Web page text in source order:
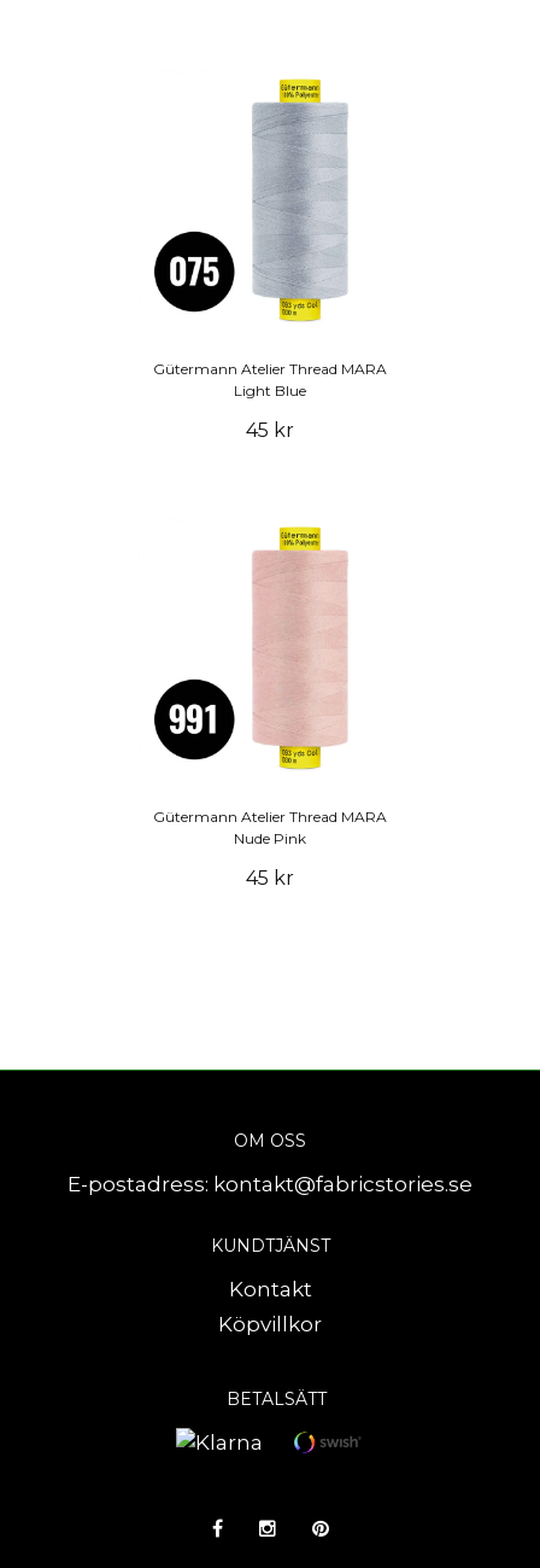
Gütermann Atelier Thread MARA
Light Blue
45 kr
Gütermann Atelier Thread MARA
Nude Pink
45 kr
OM OSS
E-postadress: kontakt@fabricstories.se
KUNDTJÄNST
Kontakt
Köpvillkor
BETALSÄTT